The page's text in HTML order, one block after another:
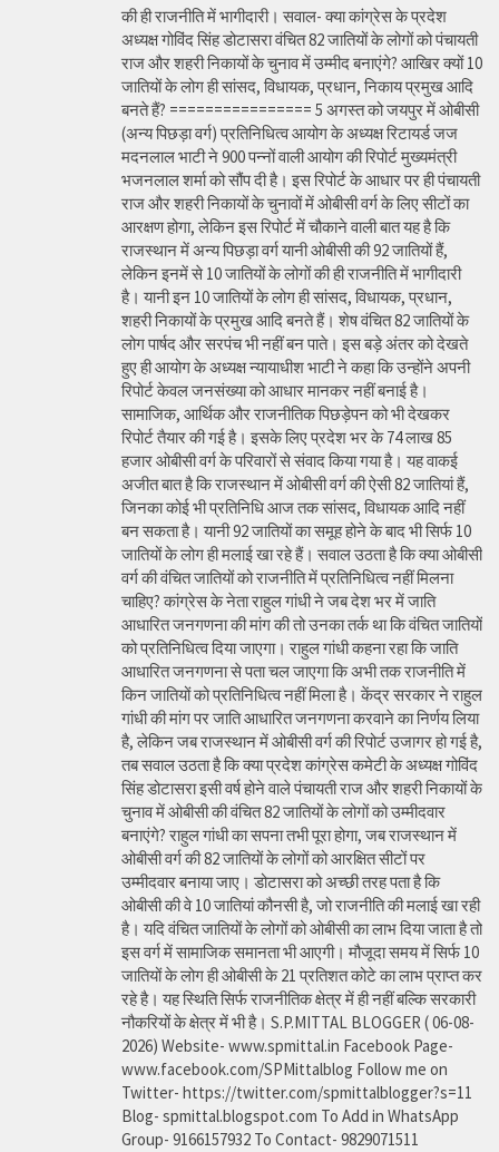
की ही राजनीति में भागीदारी। सवाल- क्या कांग्रेस के प्रदेश
अध्यक्ष गोविंद सिंह डोटासरा वंचित 82 जातियों के लोगों को पंचायती
राज और शहरी निकायों के चुनाव में उम्मीद बनाएंगे? आखिर क्यों 10
जातियों के लोग ही सांसद, विधायक, प्रधान, निकाय प्रमुख आदि
बनते हैं? ================ 5 अगस्त को जयपुर में ओबीसी
(अन्य पिछड़ा वर्ग) प्रतिनिधित्व आयोग के अध्यक्ष रिटायर्ड जज
मदनलाल भाटी ने 900 पन्नों वाली आयोग की रिपोर्ट मुख्यमंत्री
भजनलाल शर्मा को सौंप दी है। इस रिपोर्ट के आधार पर ही पंचायती
राज और शहरी निकायों के चुनावों में ओबीसी वर्ग के लिए सीटों का
आरक्षण होगा, लेकिन इस रिपोर्ट में चौकाने वाली बात यह है कि
राजस्थान में अन्य पिछड़ा वर्ग यानी ओबीसी की 92 जातियों हैं,
लेकिन इनमें से 10 जातियों के लोगों की ही राजनीति में भागीदारी
है। यानी इन 10 जातियों के लोग ही सांसद, विधायक, प्रधान,
शहरी निकायों के प्रमुख आदि बनते हैं। शेष वंचित 82 जातियों के
लोग पार्षद और सरपंच भी नहीं बन पाते। इस बड़े अंतर को देखते
हुए ही आयोग के अध्यक्ष न्यायाधीश भाटी ने कहा कि उन्होंने अपनी
रिपोर्ट केवल जनसंख्या को आधार मानकर नहीं बनाई है।
सामाजिक, आर्थिक और राजनीतिक पिछड़ेपन को भी देखकर
रिपोर्ट तैयार की गई है। इसके लिए प्रदेश भर के 74 लाख 85
हजार ओबीसी वर्ग के परिवारों से संवाद किया गया है। यह वाकई
अजीत बात है कि राजस्थान में ओबीसी वर्ग की ऐसी 82 जातियां हैं,
जिनका कोई भी प्रतिनिधि आज तक सांसद, विधायक आदि नहीं
बन सकता है। यानी 92 जातियों का समूह होने के बाद भी सिर्फ 10
जातियों के लोग ही मलाई खा रहे हैं। सवाल उठता है कि क्या ओबीसी
वर्ग की वंचित जातियों को राजनीति में प्रतिनिधित्व नहीं मिलना
चाहिए? कांग्रेस के नेता राहुल गांधी ने जब देश भर में जाति
आधारित जनगणना की मांग की तो उनका तर्क था कि वंचित जातियों
को प्रतिनिधित्व दिया जाएगा। राहुल गांधी कहना रहा कि जाति
आधारित जनगणना से पता चल जाएगा कि अभी तक राजनीति में
किन जातियों को प्रतिनिधित्व नहीं मिला है। केंद्र सरकार ने राहुल
गांधी की मांग पर जाति आधारित जनगणना करवाने का निर्णय लिया
है, लेकिन जब राजस्थान में ओबीसी वर्ग की रिपोर्ट उजागर हो गई है,
तब सवाल उठता है कि क्या प्रदेश कांग्रेस कमेटी के अध्यक्ष गोविंद
सिंह डोटासरा इसी वर्ष होने वाले पंचायती राज और शहरी निकायों के
चुनाव में ओबीसी की वंचित 82 जातियों के लोगों को उम्मीदवार
बनाएंगे? राहुल गांधी का सपना तभी पूरा होगा, जब राजस्थान में
ओबीसी वर्ग की 82 जातियों के लोगों को आरक्षित सीटों पर
उम्मीदवार बनाया जाए। डोटासरा को अच्छी तरह पता है कि
ओबीसी की वे 10 जातियां कौनसी है, जो राजनीति की मलाई खा रही
है। यदि वंचित जातियों के लोगों को ओबीसी का लाभ दिया जाता है तो
इस वर्ग में सामाजिक समानता भी आएगी। मौजूदा समय में सिर्फ 10
जातियों के लोग ही ओबीसी के 21 प्रतिशत कोटे का लाभ प्राप्त कर
रहे है। यह स्थिति सिर्फ राजनीतिक क्षेत्र में ही नहीं बल्कि सरकारी
नौकरियों के क्षेत्र में भी है। S.P.MITTAL BLOGGER ( 06-08-
2026) Website- www.spmittal.in Facebook Page-
www.facebook.com/SPMittalblog Follow me on
Twitter- https://twitter.com/spmittalblogger?s=11
Blog- spmittal.blogspot.com To Add in WhatsApp
Group- 9166157932 To Contact- 9829071511